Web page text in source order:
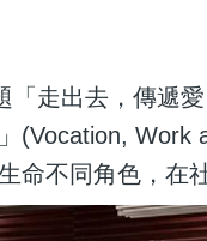
「走出去，傳遞
(Vocation, Work
命不同角色，在